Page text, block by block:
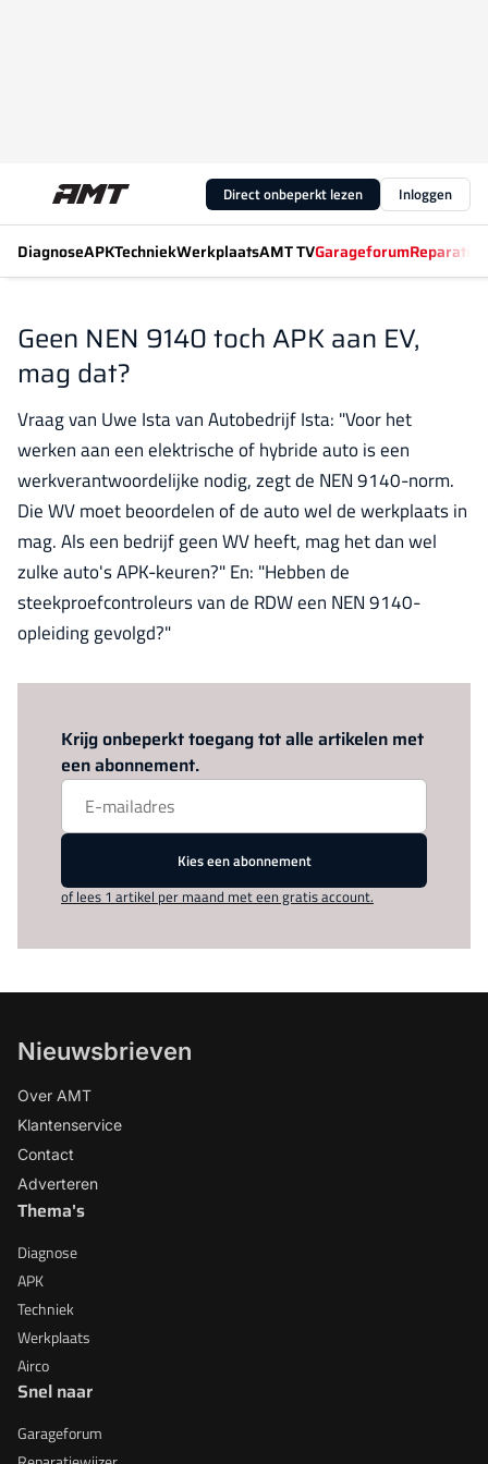
Direct onbeperkt lezen Inloggen
DiagnoseAPKTechniekWerkplaatsAMT TVGarageforum
Geen NEN 9140 toch APK aan EV,
mag dat?
Vraag van Uwe Ista van Autobedrijf Ista: "Voor het
werken aan een elektrische of hybride auto is een
werkverantwoordelijke nodig, zegt de NEN 9140-norm.
Die WV moet beoordelen of de auto wel de werkplaats in
mag. Als een bedrijf geen WV heeft, mag het dan wel
zulke auto's APK-keuren?" En: "Hebben de
steekproefcontroleurs van de RDW een NEN 9140-
opleiding gevolgd?"
Krijg onbeperkt toegang tot alle artikelen met
een abonnement.
Kies een abonnement
of lees 1 artikel per maand met een gratis account.
Nieuwsbrieven
Over AMT
Klantenservice
Contact
Adverteren
Thema's
Diagnose
APK
Techniek
Werkplaats
Airco
Snel naar
Garageforum